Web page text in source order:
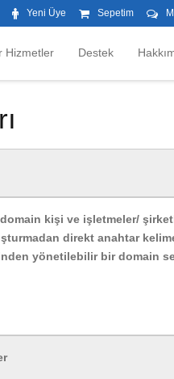
Yeni Üye Sepetim
Hizmetler Destek
domain kişi ve işletmeler/
direkt anahtar
yönetilebilir bir domain